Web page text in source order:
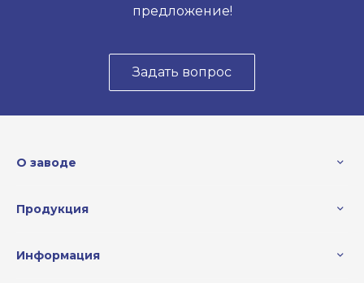
предложение!
Задать вопрос
О заводе
Продукция
Информация